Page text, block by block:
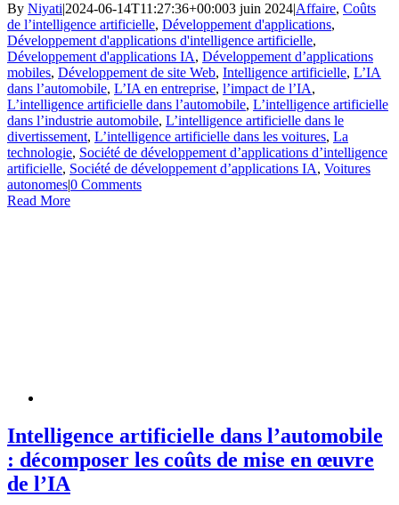
By Niyati|2024-06-14T11:27:36+00:003 juin 2024|Affaire, Coûts
de l’intelligence artificielle, Développement d'applications,
Développement d'applications d'intelligence artificielle,
Développement d'applications IA, Développement d’applications
mobiles, Développement de site Web, Intelligence artificielle, L’IA
dans l’automobile, L’IA en entreprise, l’impact de l’IA,
L’intelligence artificielle dans l’automobile, L’intelligence artificielle
dans l’industrie automobile, L’intelligence artificielle dans le
divertissement, L’intelligence artificielle dans les voitures, La
technologie, Société de développement d’applications d’intelligence
artificielle, Société de développement d’applications IA, Voitures
autonomes|0 Comments
Read More
Intelligence artificielle dans l’automobile
: décomposer les coûts de mise en œuvre
de l’IA